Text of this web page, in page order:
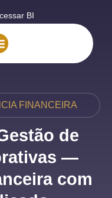
BI
FINANCEIRA
de
—
com